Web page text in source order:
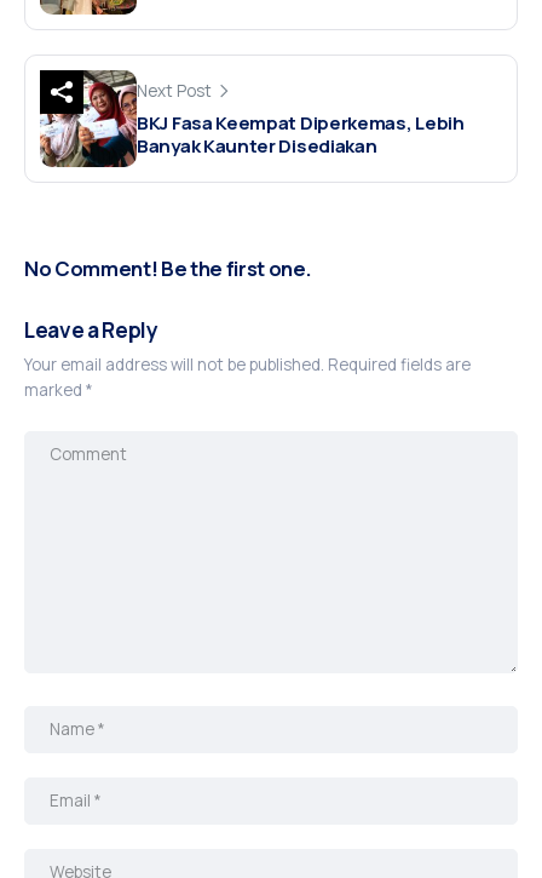
Next Post
BKJ Fasa Keempat Diperkemas, Lebih
Banyak Kaunter Disediakan
No Comment! Be the first one.
Leave a Reply
Your email address will not be published. Required fields are
marked *